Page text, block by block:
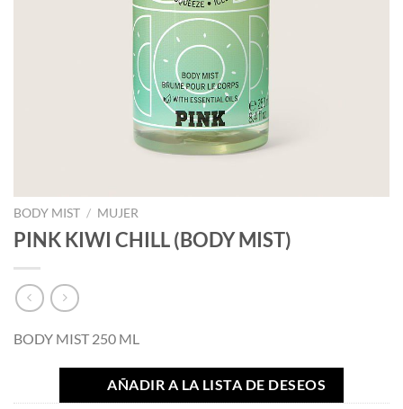
BODY MIST / MUJER
PINK KIWI CHILL (BODY MIST)
BODY MIST 250 ML
AÑADIR A LA LISTA DE DESEOS